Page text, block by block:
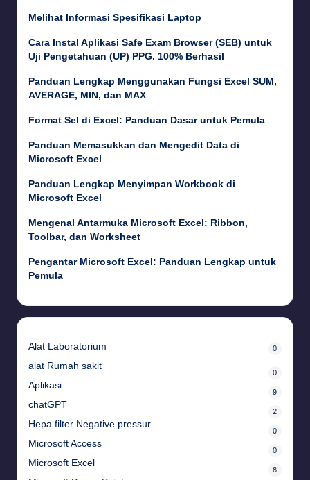
Melihat Informasi Spesifikasi Laptop
Cara Instal Aplikasi Safe Exam Browser (SEB) untuk
Uji Pengetahuan (UP) PPG. 100% Berhasil
Panduan Lengkap Menggunakan Fungsi Excel SUM,
AVERAGE, MIN, dan MAX
Format Sel di Excel: Panduan Dasar untuk Pemula
Panduan Memasukkan dan Mengedit Data di
Microsoft Excel
Panduan Lengkap Menyimpan Workbook di
Microsoft Excel
Mengenal Antarmuka Microsoft Excel: Ribbon,
Toolbar, dan Worksheet
Pengantar Microsoft Excel: Panduan Lengkap untuk
Pemula
Alat Laboratorium 0
alat Rumah sakit
0
Aplikasi
9
chatGPT
2
Hepa filter Negative pressur
0
Microsoft Access
0
Microsoft Excel
8